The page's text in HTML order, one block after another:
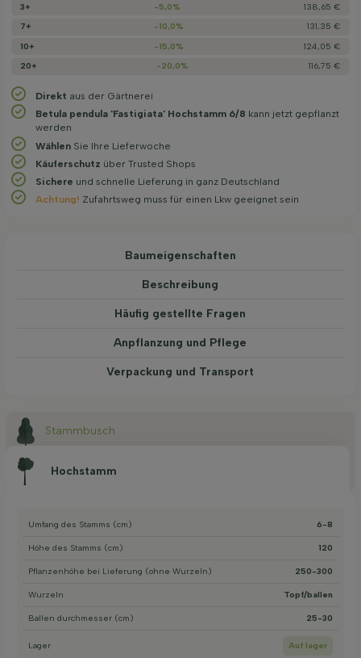
3+
-5,0%
138,65 €
7+
-10,0%
131,35 €
10+
-15,0%
124,05 €
20+
-20,0% 116,75 €
Direkt aus der Gärtnerei
Betula pendula 'Fastigiata' Hochstamm 6/8 kann jetzt gepflanzt
werden
Wählen Sie Ihre Lieferwoche
Käuferschutz über Trusted Shops
Sichere und schnelle Lieferung in ganz Deutschland
Achtung! Zufahrtsweg muss für einen Lkw geeignet sein
Baum­eigen­schaften
Beschreibung
Häufig gestellte Fragen
Anpflanzung und Pflege
Verpackung und Transport
Hochstamm
Stammbusch
Umfang des Stamms (cm) 6-8
Höhe des Stamms (cm) 120
Pflanzenhöhe bei Lieferung (ohne Wurzeln) 250-300
Wurzeln Topf/ballen
Ballen durchmesser (cm) 25-30
Lager Auf lager